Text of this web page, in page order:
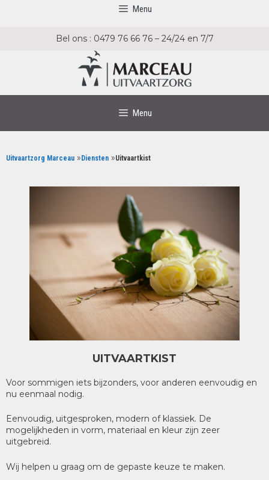
Menu
Bel ons : 0479 76 66 76 – 24/24 en 7/7
Menu
Uitvaartzorg Marceau »Diensten »Uitvaartkist
UITVAARTKIST
Voor sommigen iets bijzonders, voor anderen eenvoudig en
nu eenmaal nodig.
Eenvoudig, uitgesproken, modern of klassiek. De
mogelijkheden in vorm, materiaal en kleur zijn zeer
uitgebreid.
Wij helpen u graag om de gepaste keuze te maken.